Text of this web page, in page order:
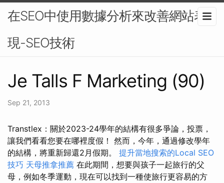
在SEO中使用數據分析來改善網站表
現-SEO技術
Je Talls F Marketing (90)
Sep 21, 2013
Transtlex：關於2023-24學年的結構有很多爭論，投票，
讓我們看看您要在哪裡度假！ 然而，今年，通過修改學年
的結構，將重新歸還2月假期。 提升當地搜索的Local SEO
技巧 天母推拿推薦 在此期間，想要與孩子一起旅行的父
母，例如冬季運動，現在可以找到一種使旅行更容易的方